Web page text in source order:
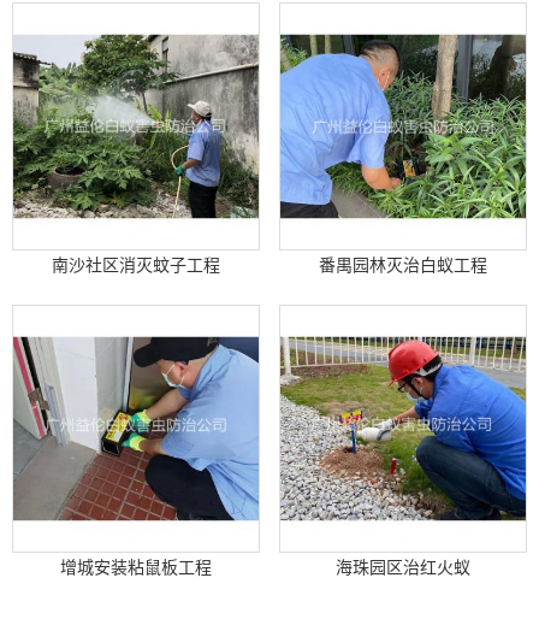
南沙社区消灭蚊子工程 番禺园林灭治白蚁工程
增城安装粘鼠板工程 海珠园区治红火蚁